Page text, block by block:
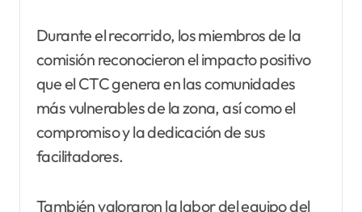
Durante el recorrido, los miembros de la
comisión reconocieron el impacto positivo
que el CTC genera en las comunidades
más vulnerables de la zona, así como el
compromiso y la dedicación de sus
facilitadores.
También valoraron la labor del equipo del